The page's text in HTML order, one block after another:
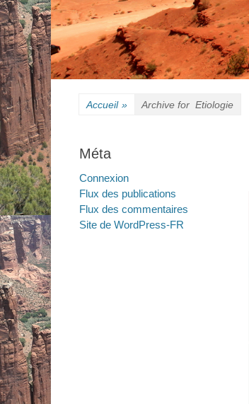
Accueil » Archive for Etiologie
Méta
Connexion
Flux des publications
Flux des commentaires
Site de WordPress-FR